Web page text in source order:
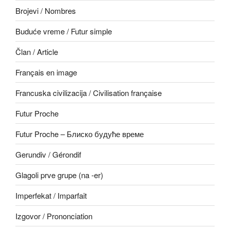
Brojevi / Nombres
Buduće vreme / Futur simple
Član / Article
Français en image
Francuska civilizacija / Civilisation française
Futur Proche
Futur Proche – Блиско будуће време
Gerundiv / Gérondif
Glagoli prve grupe (na -er)
Imperfekat / Imparfait
Izgovor / Prononciation